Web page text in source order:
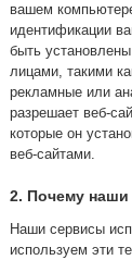
вашем
идентификации
быть
лицами, такими
рекламные или
разрешает веб-
которые он
веб-сайтами.
2. Почему наши
Наши сервисы
используем эти